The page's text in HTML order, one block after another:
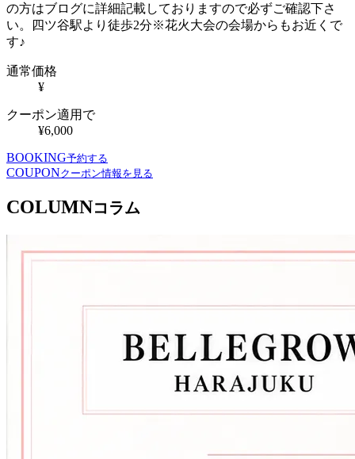
の方はブログに詳細記載しておりますので必ずご確認下さ
い。四ツ谷駅より徒歩2分※花火大会の会場からもお近くで
す♪
通常価格
¥
クーポン適用で
¥6,000
BOOKING予約する
COUPONクーポン情報を見る
COLUMNコラム